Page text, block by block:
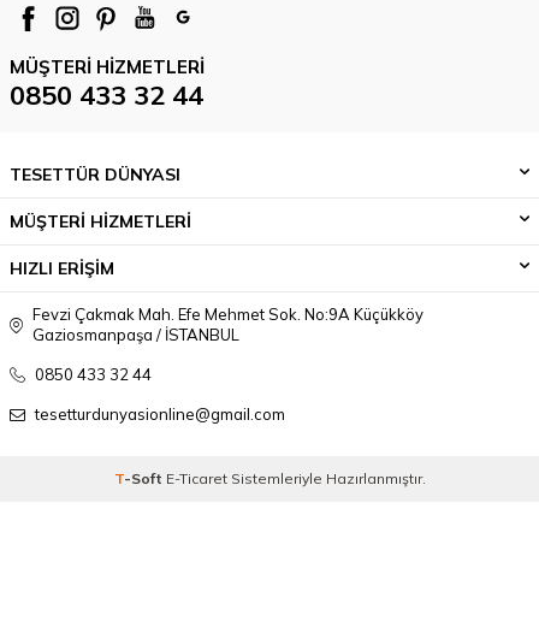
MÜŞTERI HIZMETLERI
0850 433 32 44
TESETTÜR DÜNYASI
MÜŞTERİ HİZMETLERİ
HIZLI ERİŞİM
Fevzi Çakmak Mah. Efe Mehmet Sok. No:9A Küçükköy
Gaziosmanpaşa / İSTANBUL
0850 433 32 44
tesetturdunyasionline@gmail.com
T-Soft E-TicaretSistemleriyle Hazırlanmıştır.